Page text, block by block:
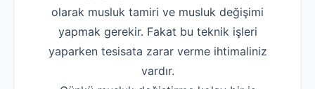
olarak musluk tamiri ve musluk değişimi
yapmak gerekir. Fakat bu teknik işleri
yaparken tesisata zarar verme ihtimaliniz
vardır.